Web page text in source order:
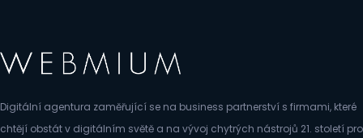
Digitální agentura zaměřující se na business partnerství s firmami, které
chtějí obstát v digitálním světě a na vývoj chytrých nástrojů 21. století pro